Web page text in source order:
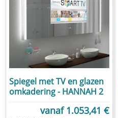
Spiegel met TV en glazen
omkadering - HANNAH 2
vanaf1.053,41 €